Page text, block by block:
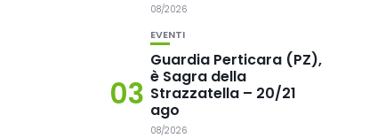
08/2026
03
EVENTI
Guardia Perticara (PZ),
è Sagra della
Strazzatella – 20/21
ago
08/2026